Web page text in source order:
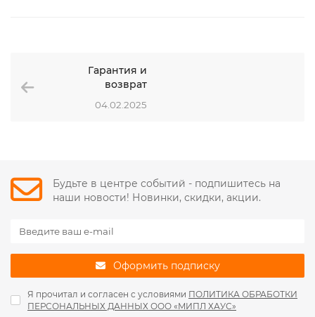
Гарантия и
возврат
04.02.2025
Будьте в центре событий - подпишитесь на
наши новости! Новинки, скидки, акции.
Оформить подписку
Я прочитал и согласен с условиями ПОЛИТИКА ОБРАБОТКИ
ПЕРСОНАЛЬНЫХ ДАННЫХ ООО «МИПЛ ХАУС»